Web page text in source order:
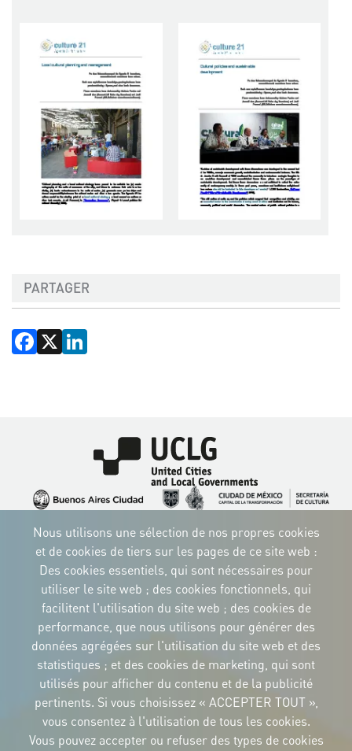
PARTAGER
Facebook
X
Image
Image
Image
ImageImageImage
IDENTITÉ CORPORTATIVE
Téléchargez
les logos et le
manuel
NEWSLETTER
CONTACT
Carrer Avinyó, 15
08002 Barcelona
culture@uclg.org
Nous utilisons une sélection de nos propres cookies
et de cookies de tiers sur les pages de ce site web :
Des cookies essentiels, qui sont nécessaires pour
utiliser le site web ; des cookies fonctionnels, qui
facilitent l'utilisation du site web ; des cookies de
performance, que nous utilisons pour générer des
données agrégées sur l'utilisation du site web et des
statistiques ; et des cookies de marketing, qui sont
utilisés pour afficher du contenu et de la publicité
pertinents. Si vous choisissez « ACCEPTER TOUT »,
vous consentez à l'utilisation de tous les cookies.
Vous pouvez accepter ou refuser des types de cookies